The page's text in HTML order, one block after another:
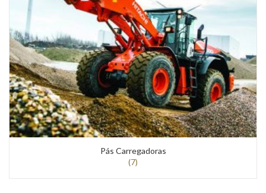
Pás Carregadoras
(7)